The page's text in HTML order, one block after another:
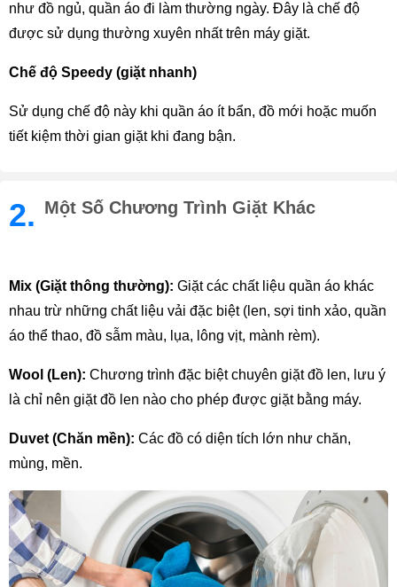
như đồ ngủ, quần áo đi làm thường ngày. Đây là chế độ
được sử dụng thường xuyên nhất trên máy giặt.
Chế độ Speedy (giặt nhanh)
Sử dụng chế độ này khi quần áo ít bẩn, đồ mới hoặc muốn
tiết kiệm thời gian giặt khi đang bận.
2. Một Số Chương Trình Giặt Khác
Mix (Giặt thông thường): Giặt các chất liệu quần áo khác
nhau trừ những chất liệu vải đặc biệt (len, sợi tinh xảo, quần
áo thể thao, đồ sẫm màu, lụa, lông vịt, mành rèm).
Wool (Len): Chương trình đặc biệt chuyên giặt đồ len, lưu ý
là chỉ nên giặt đồ len nào cho phép được giặt bằng máy.
Duvet (Chăn mền): Các đồ có diện tích lớn như chăn,
mùng, mền.